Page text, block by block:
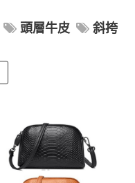
頭層牛皮
斜挎